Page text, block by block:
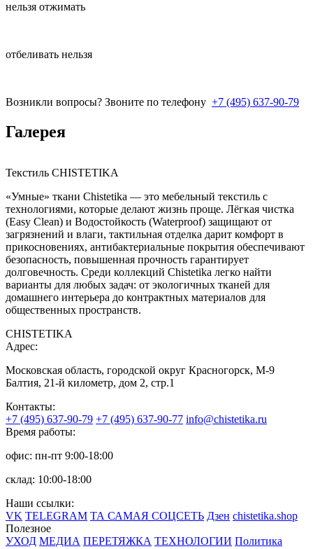
нельзя отжимать
отбеливать нельзя
Возникли вопросы? Звоните по телефону +7 (495) 637-90-79
Галерея
Текстиль CHISTETIKA
«Умные» ткани Chistetika — это мебельный текстиль с
технологиями, которые делают жизнь проще. Лёгкая чистка
(Easy Clean) и Водостойкость (Waterproof) защищают от
загрязнений и влаги, тактильная отделка дарит комфорт в
прикосновениях, антибактериальные покрытия обеспечивают
безопасность, повышенная прочность гарантирует
долговечность. Среди коллекций Chistetika легко найти
варианты для любых задач: от экологичных тканей для
домашнего интерьера до контрактных материалов для
общественных пространств.
CHISTETIKA
Адрес:
Московская область, городской округ Красногорск, М-9
Балтия, 21-й километр, дом 2, стр.1
Контакты:
+7 (495) 637-90-79 +7 (495) 637-90-77 info@chistetika.ru
Время работы:
офис: пн-пт 9:00-18:00
склад: 10:00-18:00
Наши ссылки:
VK TELEGRAM ТА САМАЯ СОЦСЕТЬ Дзен chistetika.shop
Полезное
УХОД МЕДИА ПЕРЕТЯЖКА ТЕХНОЛОГИИ Политика